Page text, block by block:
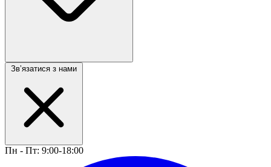
Звʼязатися з нами
Пн - Пт: 9:00-18:00